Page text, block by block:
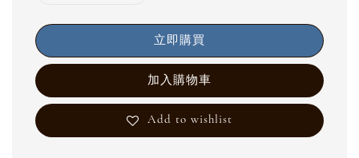
立即購買
加入購物車
Add to wishlist